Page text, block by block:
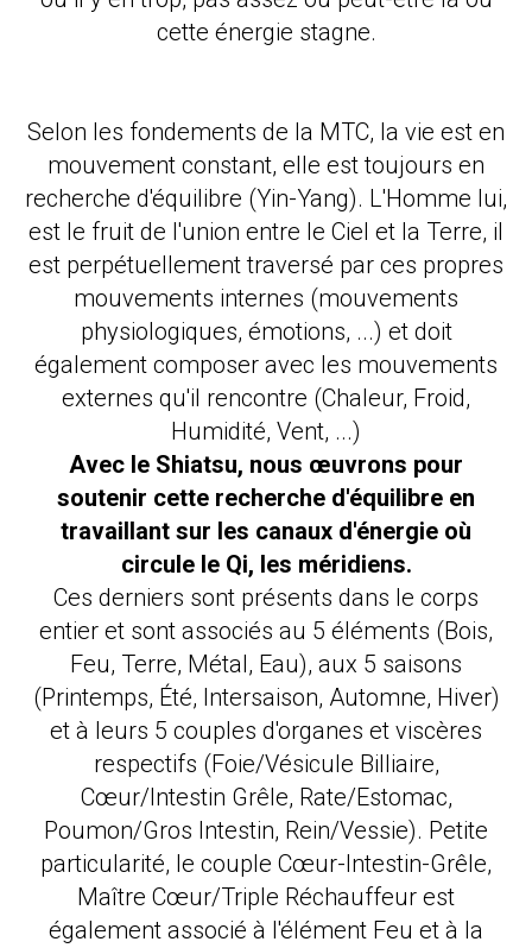
cette énergie stagne.
Selon les fondements de la MTC, la vie est en
mouvement constant, elle est toujours en
recherche d'équilibre (Yin-Yang). L'Homme lui,
est le fruit de l'union entre le Ciel et la Terre, il
est perpétuellement traversé par ces propres
mouvements internes (mouvements
physiologiques, émotions, ...) et doit
également composer avec les mouvements
externes qu'il rencontre (Chaleur, Froid,
Humidité, Vent, ...)
Avec le Shiatsu, nous œuvrons pour
soutenir cette recherche d'équilibre en
travaillant sur les canaux d'énergie où
circule le Qi, les méridiens.
Ces derniers sont présents dans le corps
entier et sont associés au 5 éléments (Bois,
Feu, Terre, Métal, Eau), aux 5 saisons
(Printemps, Été, Intersaison, Automne, Hiver)
et à leurs 5 couples d'organes et viscères
respectifs (Foie/Vésicule Billiaire,
Cœur/Intestin Grêle, Rate/Estomac,
Poumon/Gros Intestin, Rein/Vessie). Petite
particularité, le couple Cœur-Intestin-Grêle,
Maître Cœur/Triple Réchauffeur est
également associé à l'élément Feu et à la